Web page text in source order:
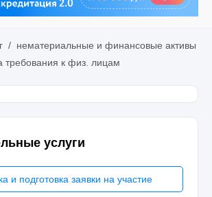
/ нематериальные и финансовые активы
требования к физ. лицам
услуги
и подготовка заявки на участие